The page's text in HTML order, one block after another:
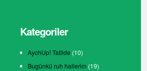
Kategoriler
AychUp! Tatilde (10)
Bugünkü ruh hallerim (19)